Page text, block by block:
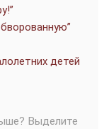
детей
Выделите